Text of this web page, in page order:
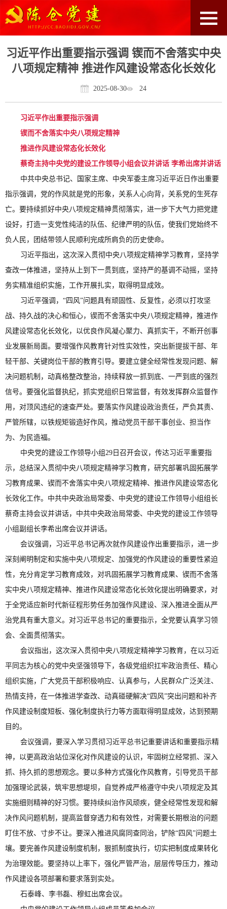
习近平作出重要指示强调 锲而不舍落实中央
八项规定精神 推进作风建设常态化长效化
2025-08-30 24
习近平作出重要指示强调
锲而不舍落实中央八项规定精神
推进作风建设常态化长效化
蔡奇主持中央党的建设工作领导小组会议并讲话 李希出席并讲话
中共中央总书记、国家主席、中央军委主席习近平近日作出重要
指示强调，党的作风就是党的形象，关系人心向背，关系党的生死存
亡。要持续抓好中央八项规定精神贯彻落实，进一步下大气力把党建
设好，打造一支党性纯洁的队伍、纪律严明的队伍，使我们党始终不
负人民，团结带领人民顺利完成所肩负的历史使命。
习近平指出，这次深入贯彻中央八项规定精神学习教育，坚持学
查改一体推进，坚持从上到下一贯到底，坚持严的基调不动摇，坚持
务实精准组织实施，工作开展扎实，取得明显成效。
习近平强调，“四风”问题具有顽固性、反复性，必须以打攻坚
战、持久战的决心和恒心，锲而不舍落实中央八项规定精神，推进作
风建设常态化长效化，以优良作风凝心聚力、真抓实干，不断开创事
业发展新局面。要增强作风教育针对性实效性，突出新提拔干部、年
轻干部、关键岗位干部的教育引导。要建立健全经常性发现问题、解
决问题机制，动真格整改整治，持续释放一抓到底、一严到底的强烈
信号。要强化监督执纪，抓实党组织日常监督，有效发挥群众监督作
用，对顶风违纪的速查严处。要落实作风建设政治责任，严负其责、
严管所辖，以铁规矩锻造好作风，推动党员干部干事创业、担当作
为、为民造福。
中央党的建设工作领导小组29日召开会议，传达习近平重要指
示，总结深入贯彻中央八项规定精神学习教育，研究部署巩固拓展学
习教育成果、锲而不舍落实中央八项规定精神、推进作风建设常态化
长效化工作。中共中央政治局常委、中央党的建设工作领导小组组长
蔡奇主持会议并讲话，中共中央政治局常委、中央党的建设工作领导
小组副组长李希出席会议并讲话。
会议强调，习近平总书记再次就作风建设作出重要指示，进一步
深刻阐明制定和实施中央八项规定、加强党的作风建设的重要性紧迫
性，充分肯定学习教育成效，对巩固拓展学习教育成果、锲而不舍落
实中央八项规定精神、推进作风建设常态化长效化提出明确要求，对
于全党适应新时代新征程形势任务加强作风建设、深入推进全面从严
治党具有重大意义。对习近平总书记的重要指示，全党要认真学习领
会、全面贯彻落实。
会议指出，这次深入贯彻中央八项规定精神学习教育，在以习近
平同志为核心的党中央坚强领导下，各级党组织扛牢政治责任、精心
组织实施，广大党员干部积极响应、认真参与，人民群众广泛关注、
热情支持，在一体推进学查改、动真碰硬解决“四风”突出问题和补齐
作风建设制度短板、强化制度执行力等方面取得明显成效，达到预期
目的。
会议强调，要深入学习贯彻习近平总书记重要讲话和重要指示精
神，以更高政治站位深化对作风建设的认识，牢固树立经常抓、深入
抓、持久抓的思想观念。要以多种方式强化作风教育，引导党员干部
加强理论武装，筑牢思想堤坝，自觉养成严格遵守中央八项规定及其
实施细则精神的好习惯。要持续纠治作风顽疾，健全经常性发现和解
决作风问题机制，提高监督穿透力和有效性，对需要长期根治的问题
盯住不放、寸步不让。要深入推进风腐同查同治，铲除“四风”问题土
壤。要完善作风建设制度机制，狠抓制度执行，切实把制度成果转化
为治理效能。要坚持以上率下，强化严管严治，层层传导压力，推动
作风建设各项部署和要求落到实处。
石泰峰、李书磊、穆虹出席会议。